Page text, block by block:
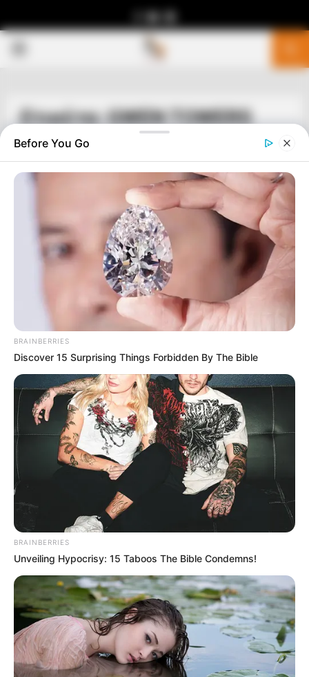
Ετικέτα: GWEN TOWERS
ΠΩΣ ΜΑΣ ΑΡΡΩΣΤΑΙΝΟΥΝ ΚΑΙ ΜΑΣ
ΘΟΛΩΝΟΥΝ ΤΟ ΜΥΑΛΟ
ΠΩΣ ΜΑΣ ΑΡΡΩΣΤΑΙΝΟΥΝ ΚΑΙ ΜΑΣ ΘΟΛΩΝΟΥΝ ΤΟ
ΜΥΑΛΟ……..ΠΩΣ (;;;) ΜΙΑ ΚΙΝΕΖΙΚΗ ΝΥΧΤΕΡΙΔΑ, ΚΑΝΕΙ
ΘΑΥΜΑΤΑ (!!!)……… Η ΜΗΠΩΣ ΕΙΝΑΙ ΚΑΤΙ ΑΛΛΟ;;;;;;; ΚΑΤΙ ΠΟΛΥ
ΧΕΙΡΟΤΕΡΟ ΚΑΙ ΣΑΤΑΝΙΚΟ;;;;;...
ΚΟΙΝΩΝΙΚΑ ΔΙΚΤΥΑ
FACEBOOK ΑΡΈΣΕΙ
YOUTUBE ΕΓΓΡΑΦΕΊΤΕ
EMAIL ΑΚΟΛΟΥΘΉΣΤΕ
Before You Go
BRAINBERRIES
Discover 15 Surprising Things Forbidden By The Bible
BRAINBERRIES
Unveiling Hypocrisy: 15 Taboos The Bible Condemns!